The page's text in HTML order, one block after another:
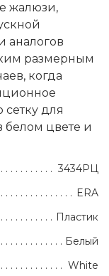
жалюзи,
аналогов
размерным
когда
для
белом цвете и
3434РЦ
ERA
Пластик
Белый
White